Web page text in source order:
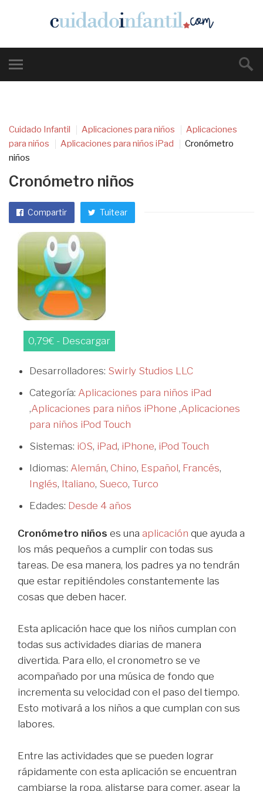
Cuidado Infantil Aplicaciones para niños
Aplicaciones
para niños
Aplicaciones para niños iPad
Cronómetro
niños
Cronómetro niños
Compartir Tuitear
0,79€ - Descargar
Desarrolladores: Swirly Studios LLC
Categoría: Aplicaciones para niños iPad
,Aplicaciones para niños iPhone ,Aplicaciones
para niños iPod Touch
Sistemas: iOS, iPad, iPhone, iPod Touch
Idiomas: Alemán, Chino, Español, Francés,
Inglés, Italiano, Sueco, Turco
Edades: Desde 4 años
Cronómetro niños es una aplicación que ayuda a
los más pequeños a cumplir con todas sus
tareas. De esa manera, los padres ya no tendrán
que estar repitiéndoles constantemente las
cosas que deben hacer.
Esta aplicación hace que los niños cumplan con
todas sus actividades diarias de manera
divertida. Para ello, el cronometro se ve
acompañado por una música de fondo que
incrementa su velocidad con el paso del tiempo.
Esto motivará a los niños a que cumplan con sus
labores.
Entre las actividades que se pueden lograr
rápidamente con esta aplicación se encuentran
cambiarse la ropa, alistarse para comer, asear la